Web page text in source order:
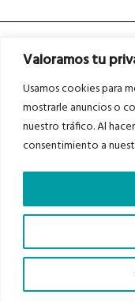
Valoramos tu
Usamos cookies para
mostrarle anuncios o
nuestro tráfico. Al
consentimiento a
Asociados a
Diario del Bajo Cinca ©
Política de